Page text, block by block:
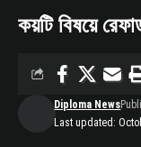
কয়টি বিষয়ে
Last updated:
Diploma News